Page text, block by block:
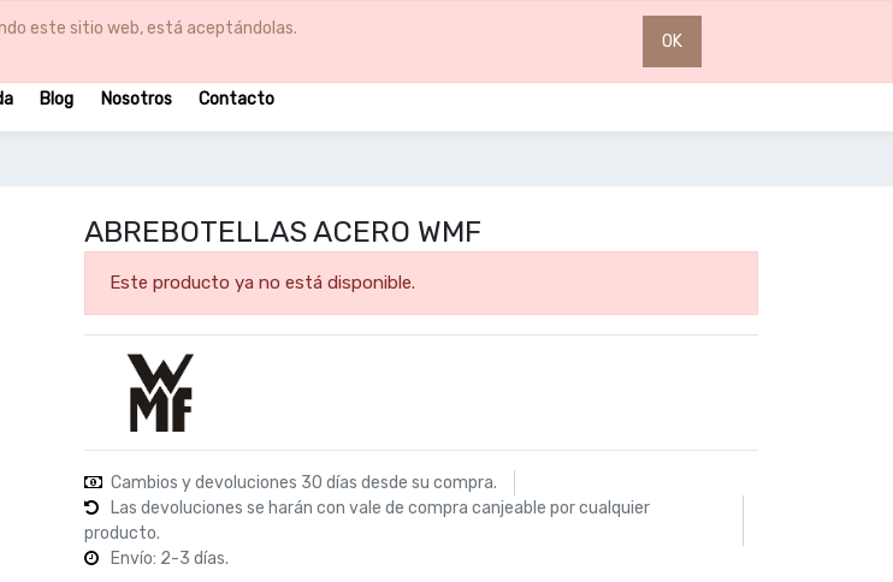
este sitio web, está aceptándolas.
OK
0
Blog Nosotros Contacto
ABREBOTELLAS ACERO WMF
Este producto ya no está disponible.
Cambios y devoluciones 30 días desde su compra.
Las devoluciones se harán con vale de compra canjeable por cualquier
producto.
Envío: 2-3 días.